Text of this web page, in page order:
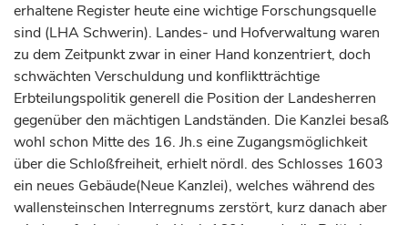
erhaltene Register heute eine wichtige Forschungsquelle
sind (LHA Schwerin). Landes- und Hofverwaltung waren
zu dem Zeitpunkt zwar in einer Hand konzentriert, doch
schwächten Verschuldung und konfliktträchtige
Erbteilungspolitik generell die Position der Landesherren
gegenüber den mächtigen Landständen. Die Kanzlei besaß
wohl schon Mitte des 16. Jh.s eine Zugangsmöglichkeit
über die Schloßfreiheit, erhielt nördl. des Schlosses 1603
ein neues Gebäude(Neue Kanzlei), welches während des
wallensteinschen Interregnums zerstört, kurz danach aber